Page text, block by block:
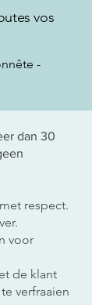
vos
-
dan 30
respect.
voor
de klant
verfraaien